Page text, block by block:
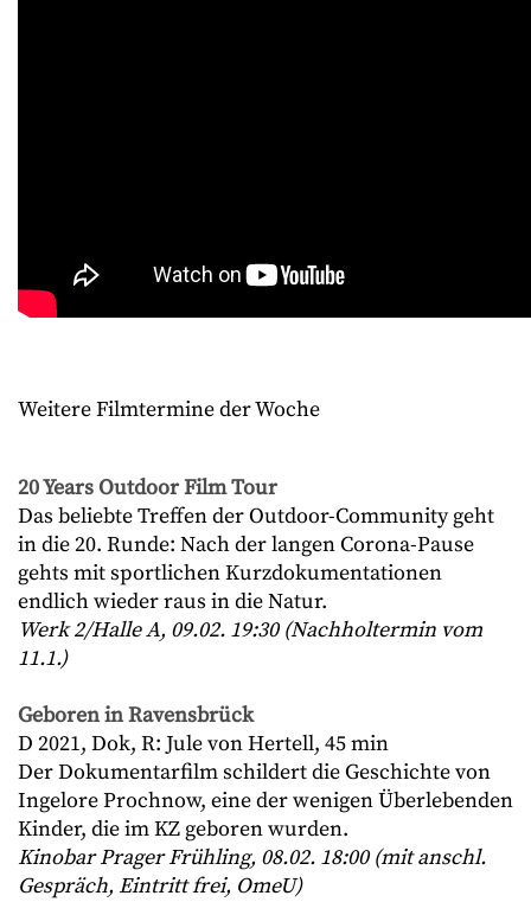
Weitere Filmtermine der Woche
20 Years Outdoor Film Tour
Das beliebte Treffen der Outdoor-Community geht
in die 20. Runde: Nach der langen Corona-Pause
gehts mit sportlichen Kurzdokumentationen
endlich wieder raus in die Natur.
Werk 2/Halle A, 09.02. 19:30 (Nachholtermin vom
11.1.)
Geboren in Ravensbrück
D 2021, Dok, R: Jule von Hertell, 45 min
Der Dokumentarfilm schildert die Geschichte von
Ingelore Prochnow, eine der wenigen Überlebenden
Kinder, die im KZ geboren wurden.
Kinobar Prager Frühling, 08.02. 18:00 (mit anschl.
Gespräch, Eintritt frei, OmeU)